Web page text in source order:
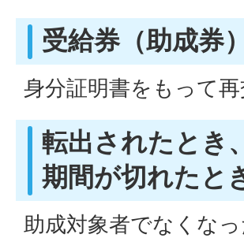
受給券（助成券
身分証明書をもって
転出されたとき
期間が切れたと
助成対象者でなくな